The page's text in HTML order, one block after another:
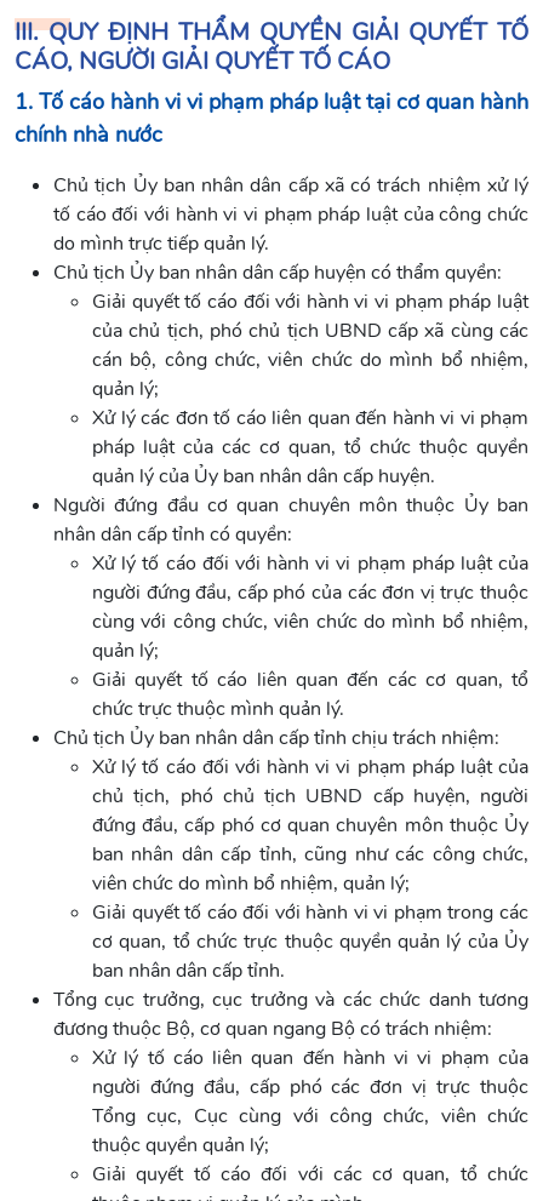
III. QUY ĐỊNH THẨM QUYỀN GIẢI QUYẾT TỐ
CÁO, NGƯỜI GIẢI QUYẾT TỐ CÁO
1. Tố cáo hành vi vi phạm pháp luật tại cơ quan hành
chính nhà nước
Chủ tịch Ủy ban nhân dân cấp xã có trách nhiệm xử lý
tố cáo đối với hành vi vi phạm pháp luật của công chức
do mình trực tiếp quản lý.
Chủ tịch Ủy ban nhân dân cấp huyện có thẩm quyền:
Giải quyết tố cáo đối với hành vi vi phạm pháp luật
của chủ tịch, phó chủ tịch UBND cấp xã cùng các
cán bộ, công chức, viên chức do mình bổ nhiệm,
quản lý;
Xử lý các đơn tố cáo liên quan đến hành vi vi phạm
pháp luật của các cơ quan, tổ chức thuộc quyền
quản lý của Ủy ban nhân dân cấp huyện.
Người đứng đầu cơ quan chuyên môn thuộc Ủy ban
nhân dân cấp tỉnh có quyền:
Xử lý tố cáo đối với hành vi vi phạm pháp luật của
người đứng đầu, cấp phó của các đơn vị trực thuộc
cùng với công chức, viên chức do mình bổ nhiệm,
quản lý;
Giải quyết tố cáo liên quan đến các cơ quan, tổ
chức trực thuộc mình quản lý.
Chủ tịch Ủy ban nhân dân cấp tỉnh chịu trách nhiệm:
Xử lý tố cáo đối với hành vi vi phạm pháp luật của
chủ tịch, phó chủ tịch UBND cấp huyện, người
đứng đầu, cấp phó cơ quan chuyên môn thuộc Ủy
ban nhân dân cấp tỉnh, cũng như các công chức,
viên chức do mình bổ nhiệm, quản lý;
Giải quyết tố cáo đối với hành vi vi phạm trong các
cơ quan, tổ chức trực thuộc quyền quản lý của Ủy
ban nhân dân cấp tỉnh.
Tổng cục trưởng, cục trưởng và các chức danh tương
đương thuộc Bộ, cơ quan ngang Bộ có trách nhiệm:
Xử lý tố cáo liên quan đến hành vi vi phạm của
người đứng đầu, cấp phó các đơn vị trực thuộc
Tổng cục, Cục cùng với công chức, viên chức
thuộc quyền quản lý;
Giải quyết tố cáo đối với các cơ quan, tổ chức